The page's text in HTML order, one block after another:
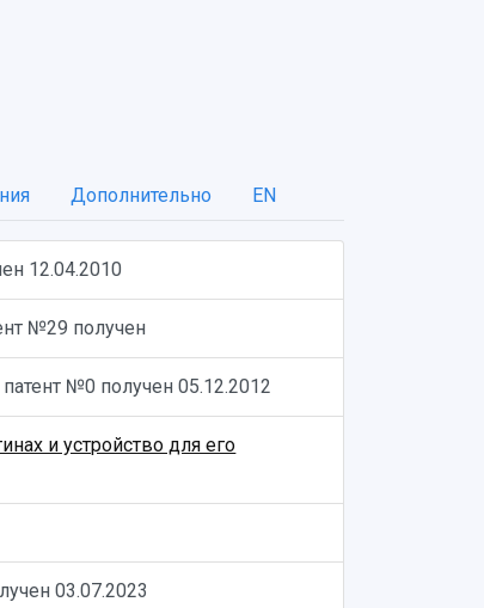
Дополнительно EN
12.04.2010
№29 получен
патент №0 получен05.12.2012
и устройство для его
03.07.2023